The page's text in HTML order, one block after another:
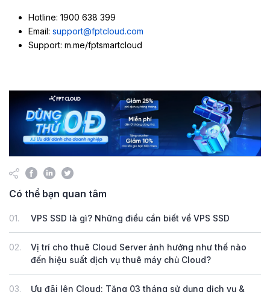
Hotline: 1900 638 399
Email: support@fptcloud.com
Support: m.me/fptsmartcloud
Có thể bạn quan tâm
01. VPS SSD là gì? Những điều cần biết về VPS SSD
02.
Vị trí cho thuê Cloud Server ảnh hưởng như thế nào
đến hiệu suất dịch vụ thuê máy chủ Cloud?
03. Ưu đãi lên Cloud: Tặng 03 tháng sử dụng dịch vụ &